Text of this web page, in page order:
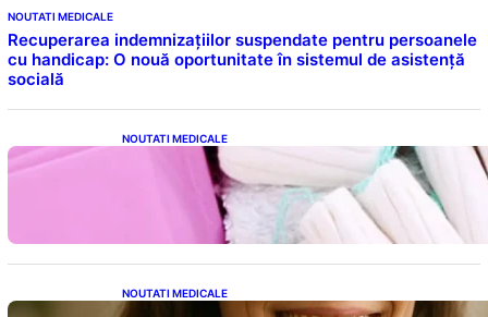
NOUTATI MEDICALE
Recuperarea indemnizațiilor suspendate pentru persoanele
cu handicap: O nouă oportunitate în sistemul de asistență
socială
NOUTATI MEDICALE
Tampoanele menstruale: O analiză profundă
a riscurilor legate de metale toxice
NOUTATI MEDICALE